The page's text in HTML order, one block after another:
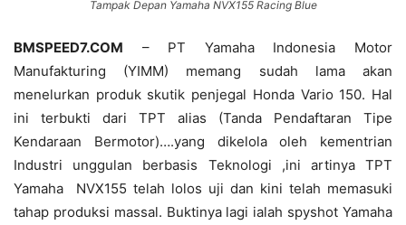
Tampak Depan Yamaha NVX155 Racing Blue
BMSPEED7.COM – PT Yamaha Indonesia Motor
Manufakturing (YIMM) memang sudah lama akan
menelurkan produk skutik penjegal Honda Vario 150. Hal
ini terbukti dari TPT alias (Tanda Pendaftaran Tipe
Kendaraan Bermotor)….yang dikelola oleh kementrian
Industri unggulan berbasis Teknologi ,ini artinya TPT
Yamaha NVX155 telah lolos uji dan kini telah memasuki
tahap produksi massal. Buktinya lagi ialah spyshot Yamaha